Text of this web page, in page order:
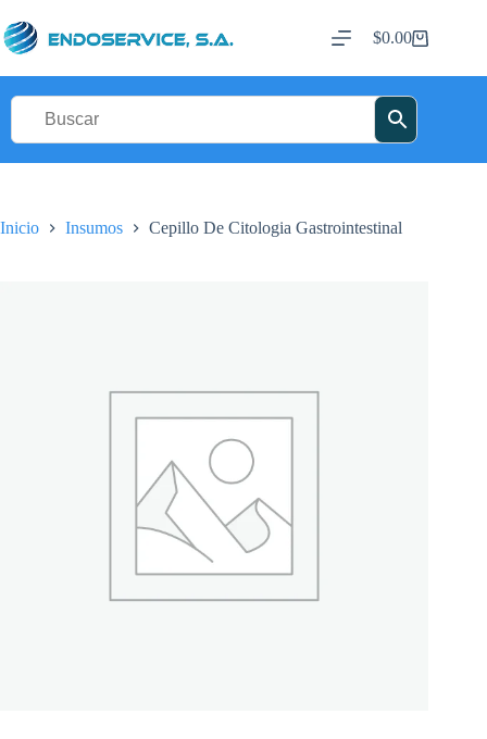
al
contenido
Carro
$0.00
Inicio Insumos Cepillo De Citologia Gastrointestinal